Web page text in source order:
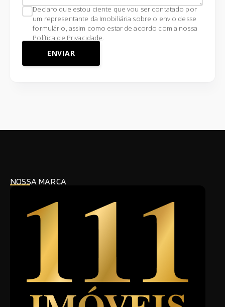
Declaro que estou ciente que vou ser contatado por
um representante da Imobiliária sobre o envio desse
formulário, assim como estar de acordo com a nossa
Política de Privacidade.
ENVIAR
NOSSA MARCA